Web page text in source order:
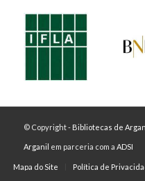
© Copyright - Bibliotecas de
Arganil em parceria com a ADSI
Mapa do Site Política de